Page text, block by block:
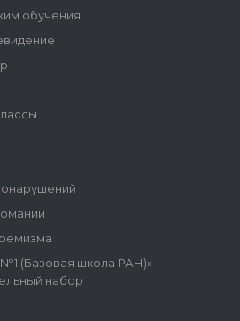
обучения
(Базовая школа РАН)»
набор